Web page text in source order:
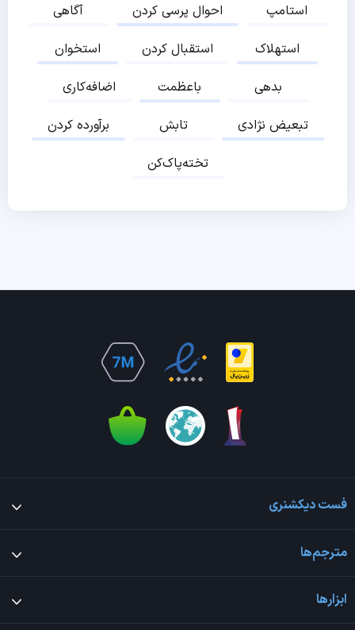
آگاهی
احوال پرسی کردن
استامپ
استخوان
استقبال کردن
استهلاک
اضافه‌کاری
باعظمت
بدهی
برآورده کردن
تابش
تبعیض نژادی
تخته‌پاک‌کن
فست دیکشنری
مترجم‌ها
ابزارها